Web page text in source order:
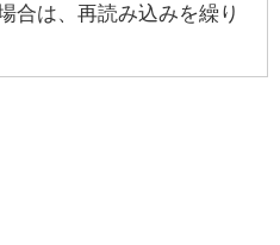
合は、再読み込みを繰り